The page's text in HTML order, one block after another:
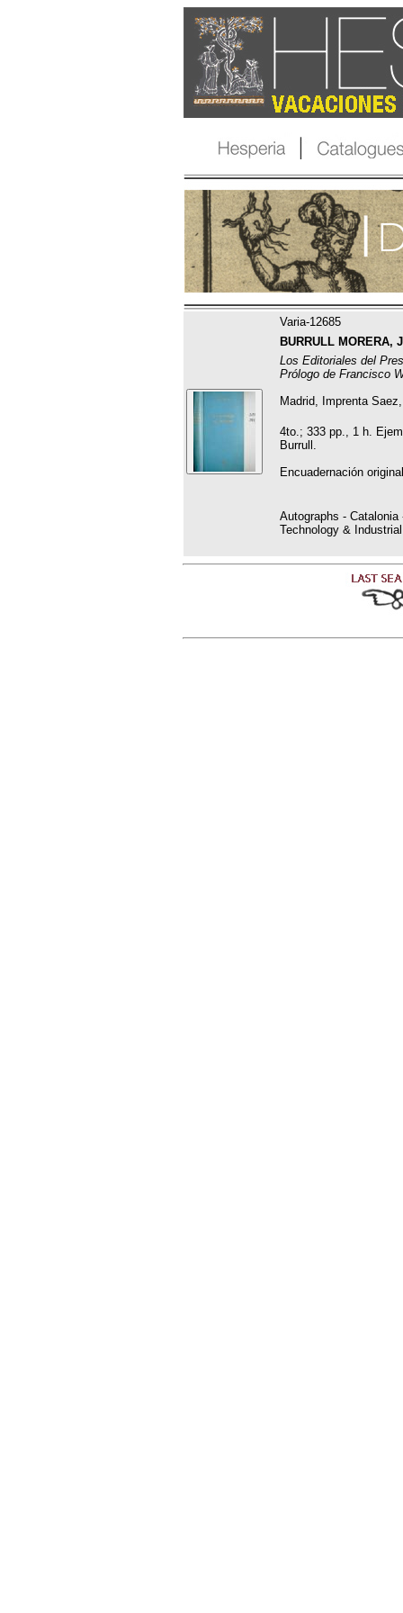
Varia-12685
BURRULL MORERA,
Los Editoriales del
Prólogo de Francisco
Madrid, Imprenta
4to.; 333 pp., 1 h.
Burrull.
Encuadernación
Autographs -
Technology &